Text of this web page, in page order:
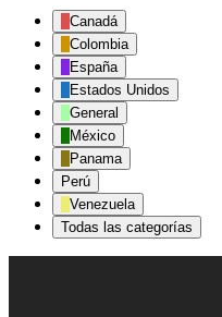
Canadá
Colombia
España
Estados Unidos
General
México
Panama
Perú
Venezuela
Todas las categorías